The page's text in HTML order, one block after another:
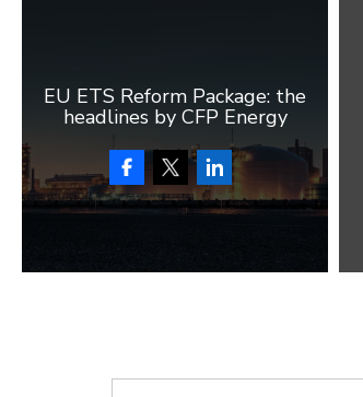
EU ETS Reform Package: the
headlines by CFP Energy